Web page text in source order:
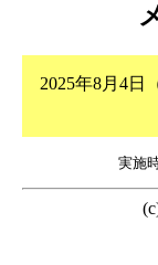
2025年8月4日
実施